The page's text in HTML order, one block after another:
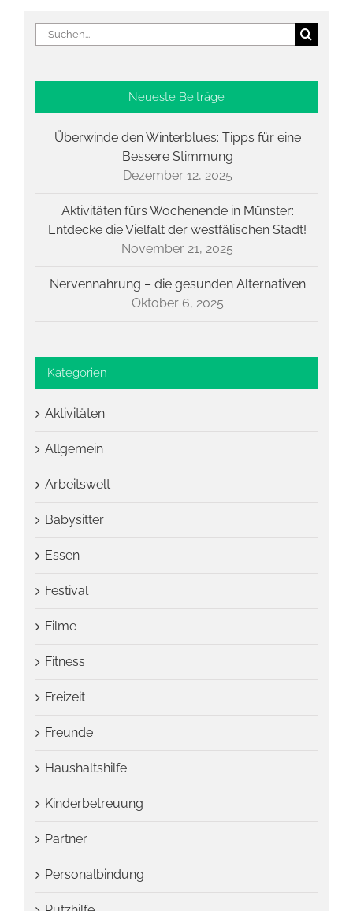
Suche
nach:
Neueste Beiträge
Überwinde den Winterblues: Tipps für eine
Bessere Stimmung
Dezember 12, 2025
Aktivitäten fürs Wochenende in Münster:
Entdecke die Vielfalt der westfälischen Stadt!
November 21, 2025
Nervennahrung – die gesunden Alternativen
Oktober 6, 2025
Kategorien
Aktivitäten
Allgemein
Arbeitswelt
Babysitter
Essen
Festival
Filme
Fitness
Freizeit
Freunde
Haushaltshilfe
Kinderbetreuung
Partner
Personalbindung